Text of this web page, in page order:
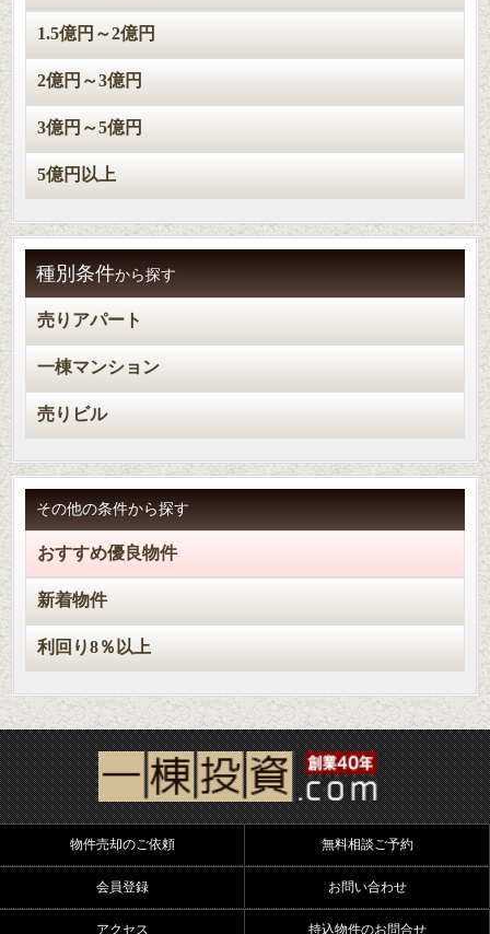
1.5億円～2億円
2億円～3億円
3億円～5億円
5億円以上
種別条件から探す
売りアパート
一棟マンション
売りビル
その他の条件から探す
おすすめ優良物件
新着物件
利回り8％以上
物件売却のご依頼 無料相談ご予約
会員登録 お問い合わせ
アクセス 持込物件のお問合せ